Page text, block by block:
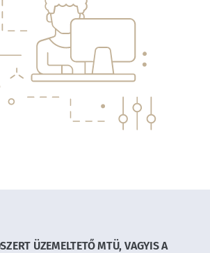
ÜZEMELTETŐ MTÜ, VAGYIS A